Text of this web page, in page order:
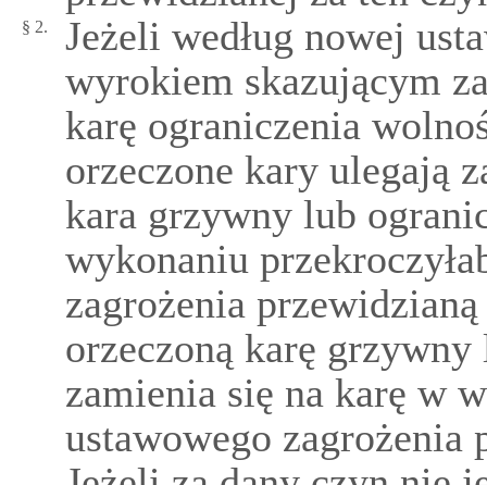
§ 2.
Jeżeli według nowej
wyrokiem skazującym
karę ograniczenia
orzeczone kary ulegają
kara grzywny lub
wykonaniu
zagrożenia
orzeczoną karę
zamienia się na karę w
ustawowego zagrożenia